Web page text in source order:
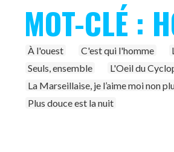
MOT-CLÉ :
À l'ouest C'est qui l'homme
Seuls, ensemble
L'Oeil du
La Marseillaise, je l’aime moi non
Plus douce est la nuit